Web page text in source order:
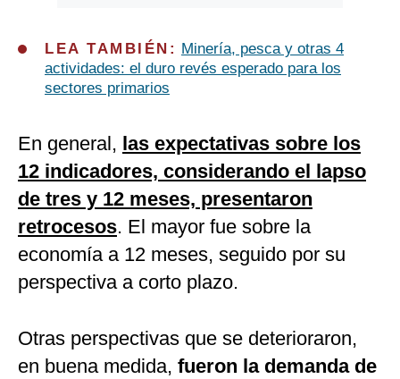
LEA TAMBIÉN: Minería, pesca y otras 4
actividades: el duro revés esperado para los
sectores primarios
En general, las expectativas sobre los
12 indicadores, considerando el lapso
de tres y 12 meses, presentaron
retrocesos. El mayor fue sobre la
economía a 12 meses, seguido por su
perspectiva a corto plazo.
Otras perspectivas que se deterioraron,
en buena medida, fueron la demanda de